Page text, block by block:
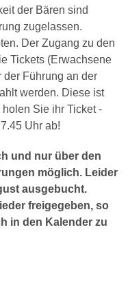
der Bären sind
zugelassen.
Der Zugang zu den
Tickets (Erwachsene
der Führung an der
werden. Diese ist
Sie ihr Ticket -
Uhr ab!
und nur über den
möglich. Leider
ausgebucht.
freigegeben, so
in den Kalender zu